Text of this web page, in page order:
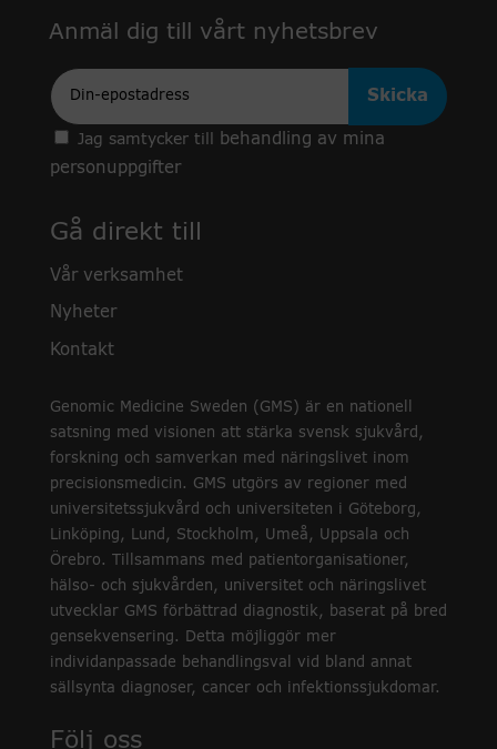
Anmäl dig till vårt nyhetsbrev
Epost
Jag samtycker till
behandling av mina
personuppgifter
Gå direkt till
Vår verksamhet
Nyheter
Kontakt
Genomic Medicine Sweden (GMS) är en nationell
satsning med visionen att stärka svensk sjukvård,
forskning och samverkan med näringslivet inom
precisionsmedicin. GMS utgörs av regioner med
universitetssjukvård och universiteten i Göteborg,
Linköping, Lund, Stockholm, Umeå, Uppsala och
Örebro. Tillsammans med patientorganisationer,
hälso- och sjukvården, universitet och näringslivet
utvecklar GMS förbättrad diagnostik, baserat på bred
gensekvensering. Detta möjliggör mer
individanpassade behandlingsval vid bland annat
sällsynta diagnoser, cancer och infektionssjukdomar.
Följ oss